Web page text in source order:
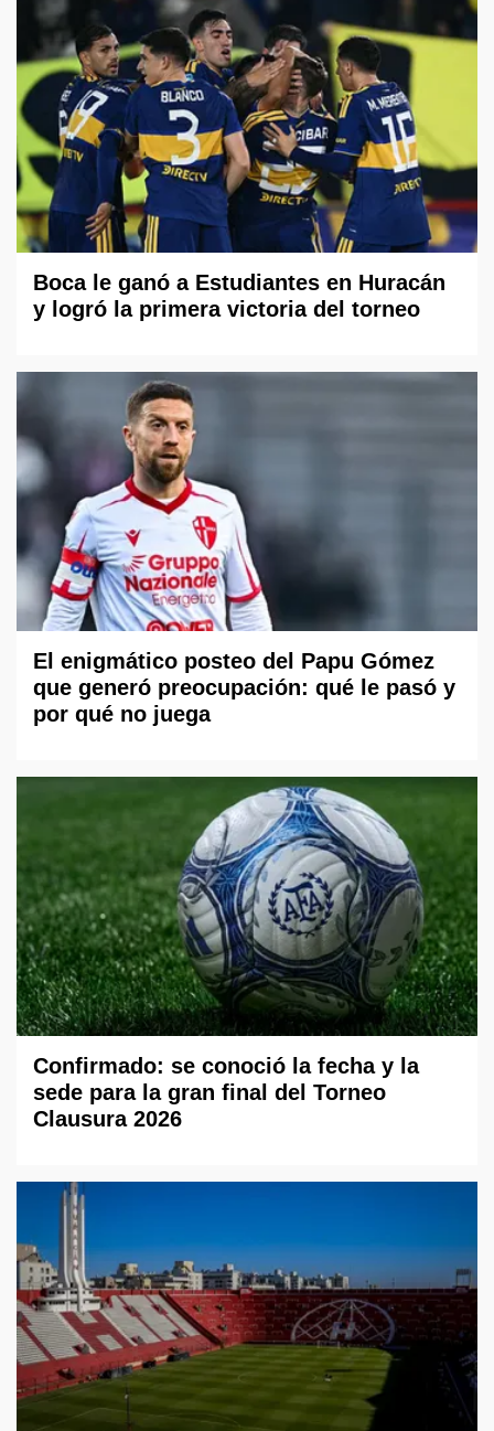
Boca le ganó a Estudiantes en Huracán
y logró la primera victoria del torneo
El enigmático posteo del Papu Gómez
que generó preocupación: qué le pasó y
por qué no juega
Confirmado: se conoció la fecha y la
sede para la gran final del Torneo
Clausura 2026